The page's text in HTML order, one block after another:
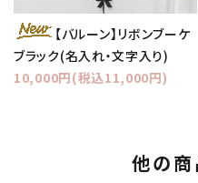
【バルーン】リボンブーケ
ブラック(名入れ・文字入り)
10,000円(税込11,000円)
他の商